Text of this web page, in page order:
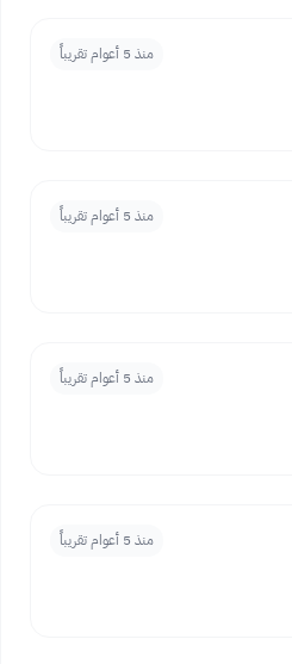
منذ 5 أعوام تقريباً
منذ 5 أعوام تقريباً
منذ 5 أعوام تقريباً
منذ 5 أعوام تقريباً